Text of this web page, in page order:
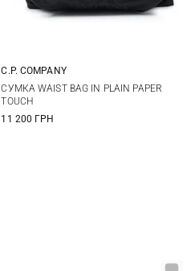
One Size
C.P. COMPANY
СУМКА WAIST BAG IN PLAIN PAPER
TOUCH
11 200 ГРН